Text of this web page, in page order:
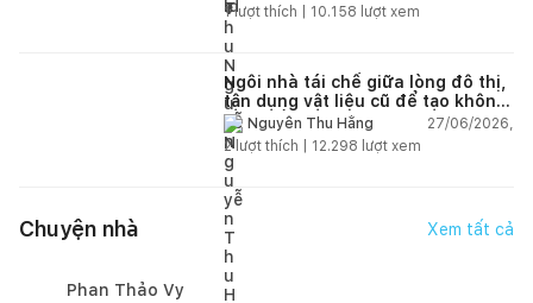
1lượt thích | 10.158 lượt xem
Ngôi nhà tái chế giữa lòng đô thị,
tận dụng vật liệu cũ để tạo không
gian sống linh hoạt
Nguyễn Thu Hằng
27/06/2026,
2lượt thích | 12.298 lượt xem
Chuyện nhà Xem tất cả
Phan Thảo Vy